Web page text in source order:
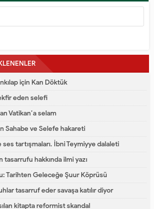
için Kan Döktük
eden selefi
Vatikan’a selam
Sahabe ve Selefe hakareti
ses tartışmaları. İbni Teymiyye dalaleti
tasarrufu hakkında ilmi yazı
Tarihten Geleceğe Şuur Köprüsü
tasarruf eder savaşa katılır diyor
kitapta reformist skandal